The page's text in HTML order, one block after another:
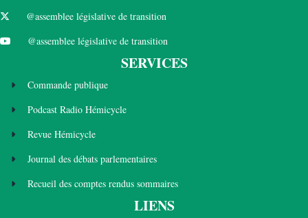
@assemblee législative de transition
@assemblee législative de transition
SERVICES
Commande publique
Podcast Radio Hémicycle
Revue Hémicycle
Journal des débats parlementaires
Recueil des comptes rendus sommaires
LIENS